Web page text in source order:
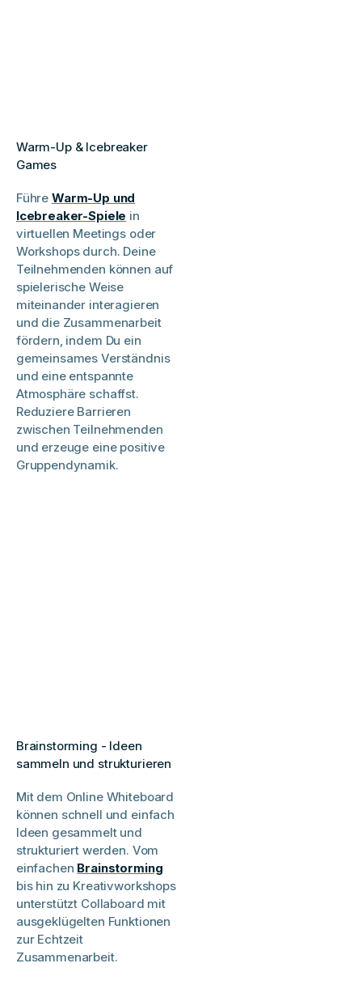
Warm-Up & Icebreaker
Games
Führe Warm-Up und
Icebreaker-Spiele in
virtuellen Meetings oder
Workshops durch. Deine
Teilnehmenden können auf
spielerische Weise
miteinander interagieren
und die Zusammenarbeit
fördern, indem Du ein
gemeinsames Verständnis
und eine entspannte
Atmosphäre schaffst.
Reduziere Barrieren
zwischen Teilnehmenden
und erzeuge eine positive
Gruppendynamik.
Brainstorming - Ideen
sammeln und strukturieren
Mit dem Online Whiteboard
können schnell und einfach
Ideen gesammelt und
strukturiert werden. Vom
einfachen Brainstorming
bis hin zu Kreativworkshops
unterstützt Collaboard mit
ausgeklügelten Funktionen
zur Echtzeit
Zusammenarbeit.